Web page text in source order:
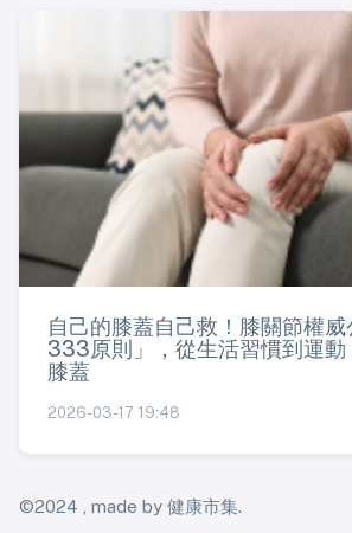
自己的膝蓋自己救！膝關節權
333原則」，從生活習慣到運動
膝蓋
2026-03-17 19:48
©2024 , made by 健康市集.